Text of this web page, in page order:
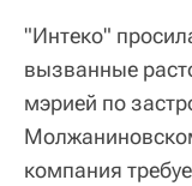
"Интеко"
вызванные
мэрией по
компания